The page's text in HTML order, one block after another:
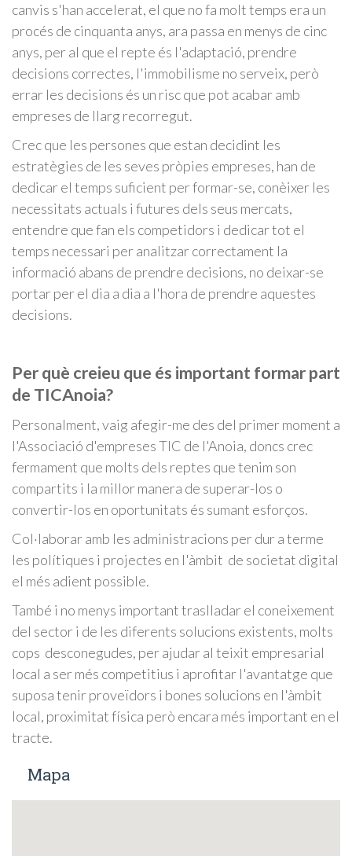
canvis s'han accelerat, el que no fa molt temps era un
procés de cinquanta anys, ara passa en menys de cinc
anys, per al que el repte és l'adaptació, prendre
decisions correctes, l'immobilisme no serveix, però
errar les decisions és un risc que pot acabar amb
empreses de llarg recorregut.
Crec que les persones que estan decidint les
estratègies de les seves pròpies empreses, han de
dedicar el temps suficient per formar-se, conèixer les
necessitats actuals i futures dels seus mercats,
entendre que fan els competidors i dedicar tot el
temps necessari per analitzar correctament la
informació abans de prendre decisions, no deixar-se
portar per el dia a dia a l'hora de prendre aquestes
decisions.
Per què creieu que és important formar part
de TICAnoia?
Personalment, vaig afegir-me des del primer moment a
l'Associació d'empreses TIC de l'Anoia, doncs crec
fermament que molts dels reptes que tenim son
compartits i la millor manera de superar-los o
convertir-los en oportunitats és sumant esforços.
Col·laborar amb les administracions per dur a terme
les polítiques i projectes en l'àmbit de societat digital
el més adient possible.
També i no menys important traslladar el coneixement
del sector i de les diferents solucions existents, molts
cops desconegudes, per ajudar al teixit empresarial
local a ser més competitius i aprofitar l'avantatge que
suposa tenir proveïdors i bones solucions en l'àmbit
local, proximitat física però encara més important en el
tracte.
Mapa